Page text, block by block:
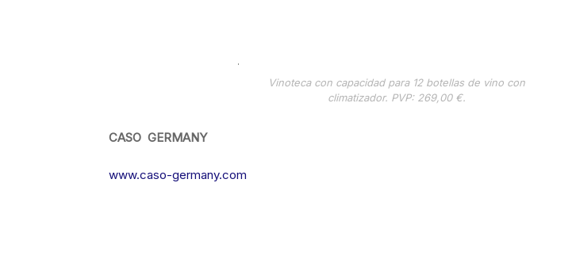
Vinoteca con capacidad para 12 botellas de vino con
climatizador. PVP: 269,00 €.
CASO GERMANY
www.caso-germany.com